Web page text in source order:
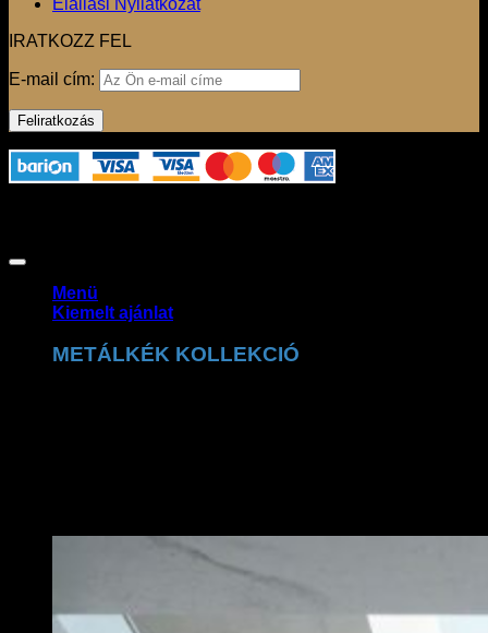
IRATKOZZ FEL
E-mail cím:
Menü
Kiemelt ajánlat
METÁLKÉK KOLLEKCIÓ